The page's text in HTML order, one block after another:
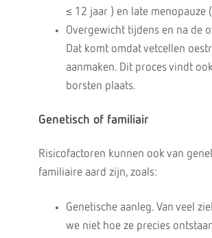
≤ 12 jaar ) en late menopauze
Overgewicht tijdens en na de
Dat komt omdat vetcellen
aanmaken. Dit proces vindt
borsten plaats.
Genetisch of familiair
Risicofactoren kunnen ook van
familiaire aard zijn, zoals:
Genetische aanleg. Van veel
we niet hoe ze precies